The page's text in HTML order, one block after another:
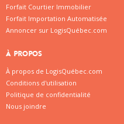
Forfait Courtier Immobilier
Forfait Importation Automatisée
Annoncer sur LogisQuébec.com
À PROPOS
À propos de LogisQuébec.com
Conditions d'utilisation
Politique de confidentialité
Nous joindre